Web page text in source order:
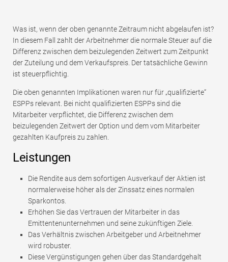
Was ist, wenn der oben genannte Zeitraum nicht abgelaufen ist?
In diesem Fall zahlt der Arbeitnehmer die normale Steuer auf die
Differenz zwischen dem beizulegenden Zeitwert zum Zeitpunkt
der Zuteilung und dem Verkaufspreis. Der tatsächliche Gewinn
ist steuerpflichtig.
Die oben genannten Implikationen waren nur für „qualifizierte“
ESPPs relevant. Bei nicht qualifizierten ESPPs sind die
Mitarbeiter verpflichtet, die Differenz zwischen dem
beizulegenden Zeitwert der Option und dem vom Mitarbeiter
gezahlten Kaufpreis zu zahlen.
Leistungen
Die Rendite aus dem sofortigen Ausverkauf der Aktien ist
normalerweise höher als der Zinssatz eines normalen
Sparkontos.
Erhöhen Sie das Vertrauen der Mitarbeiter in das
Emittentenunternehmen und seine zukünftigen Ziele.
Das Verhältnis zwischen Arbeitgeber und Arbeitnehmer
wird robuster.
Diese Vergünstigungen gehen über das Standardgehalt